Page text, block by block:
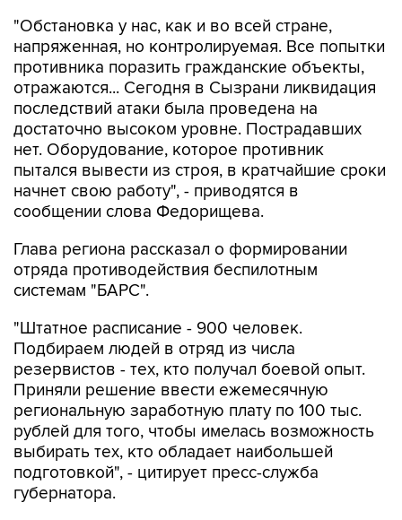
"Обстановка у нас, как и во всей стране,
напряженная, но контролируемая. Все попытки
противника поразить гражданские объекты,
отражаются... Сегодня в Сызрани ликвидация
последствий атаки была проведена на
достаточно высоком уровне. Пострадавших
нет. Оборудование, которое противник
пытался вывести из строя, в кратчайшие сроки
начнет свою работу", - приводятся в
сообщении слова Федорищева.
Глава региона рассказал о формировании
отряда противодействия беспилотным
системам "БАРС".
"Штатное расписание - 900 человек.
Подбираем людей в отряд из числа
резервистов - тех, кто получал боевой опыт.
Приняли решение ввести ежемесячную
региональную заработную плату по 100 тыс.
рублей для того, чтобы имелась возможность
выбирать тех, кто обладает наибольшей
подготовкой", - цитирует пресс-служба
губернатора.